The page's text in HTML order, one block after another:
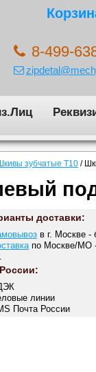
8-499-
зубчатые T10 /
доставки:
в г. Москве -
по Москве/МО
линии
Почта России